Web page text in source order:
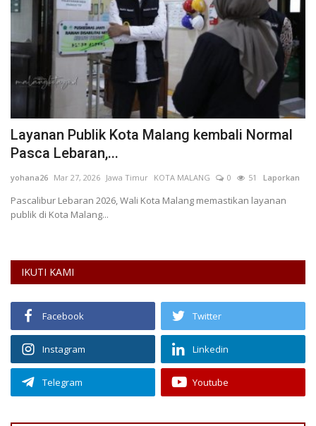
Layanan Publik Kota Malang kembali Normal
Pasca Lebaran,...
yohana26 Mar 27, 2026 Jawa Timur KOTA MALANG 0 51 Laporkan
Pascalibur Lebaran 2026, Wali Kota Malang memastikan layanan
publik di Kota Malang...
IKUTI KAMI
Facebook Twitter
Instagram Linkedin
Telegram Youtube